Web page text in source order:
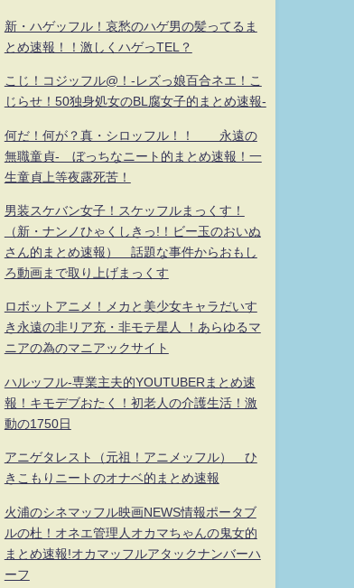
新・ハゲッフル！哀愁のハゲ男の髪ってるま
とめ速報！！激しくハゲっTEL？
こじ！コジッフル@！-レズっ娘百合ネエ！こ
じらせ！50独身処女のBL腐女子的まとめ速報-
何だ！何が？真・シロッフル！！ 永遠の
無職童貞- ぼっちなニート的まとめ速報！一
生童貞上等夜露死苦！
男装スケバン女子！スケッフルまっくす！
（新・ナンノひゃくしきっ!！ビー玉のおいぬ
さん的まとめ速報） 話題な事件からおもし
ろ動画まで取り上げまっくす
ロボットアニメ！メカと美少女キャラだいす
き永遠の非リア充・非モテ星人 ！あらゆるマ
ニアの為のマニアックサイト
ハルッフル-専業主夫的YOUTUBERまとめ速
報！キモデブおたく！初老人の介護生活！激
動の1750日
アニゲタレスト（元祖！アニメッフル） ひ
きこもりニートのオナベ的まとめ速報
火浦のシネマッフル映画NEWS情報ポータブ
ルの杜！オネエ管理人オカマちゃんの鬼女的
まとめ速報!オカマッフルアタックナンバーハ
ーフ